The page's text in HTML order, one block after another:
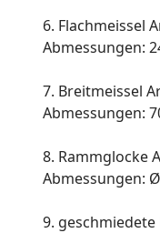
6. Flachmeissel
Abmessungen:
7. Breitmeissel
Abmessungen:
8. Rammglocke
Abmessungen:
9.